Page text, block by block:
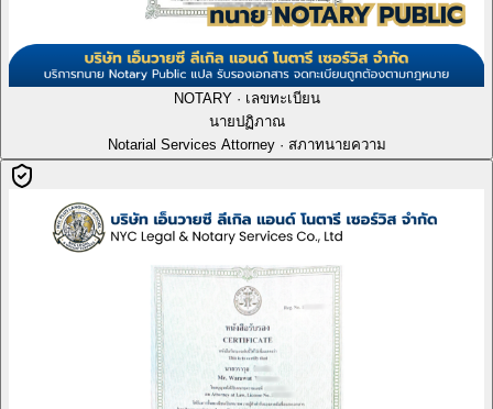
NOTARY · เลขทะเบียน
นายปฏิภาณ
Notarial Services Attorney · สภาทนายความ